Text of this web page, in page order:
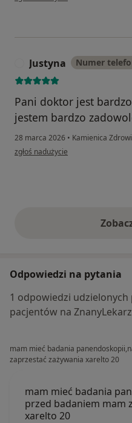
Justyna Numer
Pani doktor jest
jestem bardzo
28 marca 2026 • Kamienica
w opinii użytkownika Justyna
zgłoś nadużycie
Odpowiedzi na pytania
1 odpowiedzi
pacjentów na
mam mieć badania
zaprzestać zażywania xarelto 20
mam mieć badania
przed badaniem mam
xarelto 20